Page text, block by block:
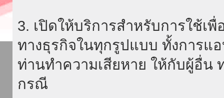
3. เปิดให้บริการสำหรับการใช้เ
ทางธุรกิจในทุกรูปแบบ ทั้งการแ
ท่านทำความเสียหาย ให้กับผู้อื่น
กรณี